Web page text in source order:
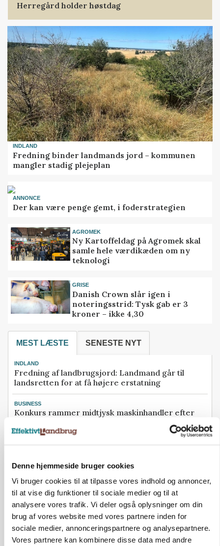
Denne hjemmeside bruger cookies
Vi bruger cookies til at tilpasse vores indhold og annoncer,
til at vise dig funktioner til sociale medier og til at
analysere vores trafik. Vi deler også oplysninger om din
brug af vores website med vores partnere inden for
sociale medier, annonceringspartnere og analysepartnere.
Vores partnere kan kombinere disse data med andre
Herregård holder høstdag
INDLAND
Fredning binder landmands jord – kommunen
mangler stadig plejeplan
ANNONCE
Der kan være penge gemt, i foderstrategien
AGROMEK
Ny Kartoffeldag på Agromek skal
samle hele værdikæden om ny
teknologi
GRISE
Danish Crown slår igen i
noteringsstrid: Tysk gab er 3
kroner – ikke 4,30
MEST LÆSTE SENESTE NYT
INDLAND
Fredning af landbrugsjord: Landmand går til
landsretten for at få højere erstatning
BUSINESS
Konkurs rammer midtjysk maskinhandler efter
topchef hos Tican
KVÆG
500-600 køer i stort barmarksprojekt: Fra
beskeden start til store drømme
Ny sort understreger potentialet: Har høstet den
eneste mark i verden af sin slags